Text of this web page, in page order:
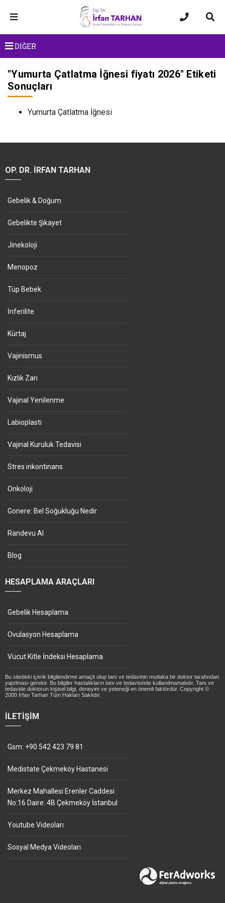
DİĞER
"Yumurta Çatlatma İğnesi fiyatı 2026" Etiketi
Sonuçları
Yumurta Çatlatma İğnesi
OP. DR. İRFAN TARHAN
Gebelik & Doğum
Gebelikte Şikayet
Jinekoloji
Menopoz
Tüp Bebek
İnferilite
Kürtaj
Vajinismus
Kızlık Zarı
Vajinal Yenilenme
Labioplasti
Vajinal Kuruluk Tedavisi
Stres inkontinans
Onkoloji
Gonere: Bel Soğukluğu Nedir
Randevu Al
Blog
HESAPLAMA ARAÇLARI
Gebelik Hesaplama
Ovulasyon Hesaplama
Vücut Kitle İndeksi Hesaplama
Bu sitedeki içerik bilgilendirme amaçlı olup tanı ve tedavinin mutlaka bir doktor tarafından
yapılması gerekir. Bu bilgiler hastalıkların tanı ve tedavisinde kullanılmamalıdır. Tanı ve
tedavide doktorun kişisel bilgi, deneyim ve yeteneği en önemli faktördür. Copyright ©
2000 İrfan Tarhan Tüm Hakları Saklıdır.
İLETIŞIM
Gsm: +90 542 423 79 81
Medistate Çekmeköy Hastanesi
Merkez Mahallesi Erenler Caddesi
No:16 Daire: 4B Çekmeköy İstanbul
Youtube Videoları
Sosyal Medya Videoları